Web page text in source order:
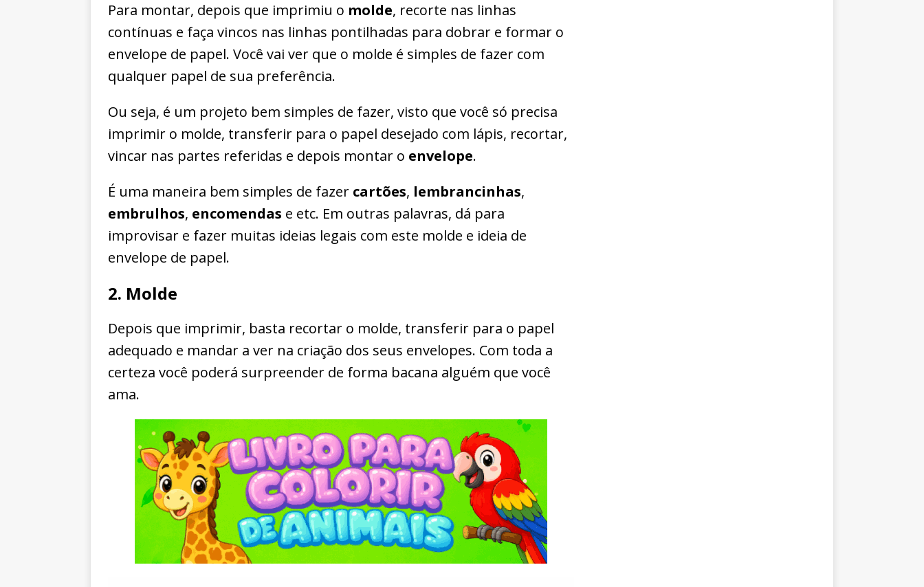
Para montar, depois que imprimiu o molde, recorte nas linhas
contínuas e faça vincos nas linhas pontilhadas para dobrar e formar o
envelope de papel. Você vai ver que o molde é simples de fazer com
qualquer papel de sua preferência.
Ou seja, é um projeto bem simples de fazer, visto que você só precisa
imprimir o molde, transferir para o papel desejado com lápis, recortar,
vincar nas partes referidas e depois montar o envelope.
É uma maneira bem simples de fazer cartões, lembrancinhas,
embrulhos, encomendas e etc. Em outras palavras, dá para
improvisar e fazer muitas ideias legais com este molde e ideia de
envelope de papel.
2. Molde
Depois que imprimir, basta recortar o molde, transferir para o papel
adequado e mandar a ver na criação dos seus envelopes. Com toda a
certeza você poderá surpreender de forma bacana alguém que você
ama.